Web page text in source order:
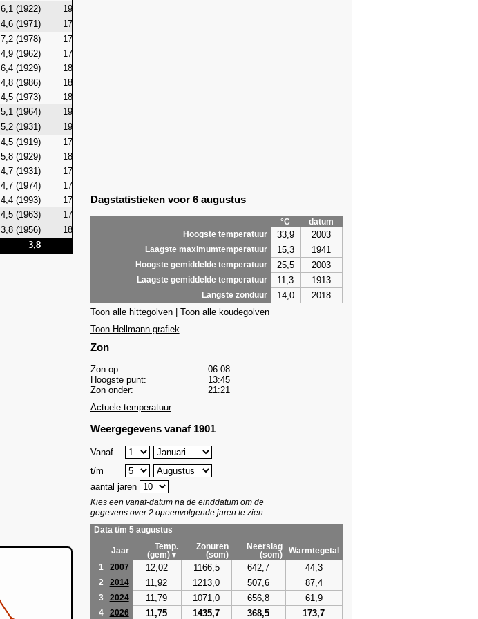
6,1 (1922) 19,1 (1932)
4,6 (1971) 17,5 (2022)
7,2 (1978) 17,0 (2004)
4,9 (1962) 17,8 (1932)
6,4 (1929) 18,9 (2020)
4,8 (1986) 18,1 (2020)
4,5 (1973) 18,9 (1997)
5,1 (1964) 19,0 (1997)
5,2 (1931) 19,2 (1997)
4,5 (1919) 17,9 (1997)
5,8 (1929) 18,3 (2001)
4,7 (1931) 17,1 (2002)
4,7 (1974) 17,7 (2016)
4,4 (1993) 17,9 (1930) 11,7 (1963)
23,7 (1930)
4,5 (1963) 17,6 (1958) 11,2 (1956)
22,3 (1961)
3,8 (1956) 18,4 (1958)
22,5 (2005)
3,8 9,8
Dagstatistieken voor 6 augustus
°C
datum
Hoogste temperatuur
33,9 2003
Laagste maximumtemperatuur 15,3 1941
Hoogste gemiddelde temperatuur 25,5 2003
Laagste gemiddelde temperatuur 11,3 1913
Langste zonduur 14,0
2018
Toon alle hittegolven| Toon alle koudegolven
Toon Hellmann-grafiek
Zon
Zon op:
06:08
Hoogste punt:
13:45
Zon onder:
21:21
Actuele temperatuur
Weergegevens vanaf 1901
Vanaf
t/m
aantal jaren
Kies een vanaf-datum na de einddatum om de
gegevens over 2 opeenvolgende jaren te zien.
Data t/m 5 augustus
Jaar
Temp.
(gem)▼
Zonuren
(som)
Neerslag
(som)
Warmtegetal
1
2007 12,02 1166,5 642,7 44,3
2 2014 11,92 1213,0 507,6 87,4
3 2024 11,79 1071,0 656,8 61,9
4 2026 11,75 1435,7 368,5 173,7